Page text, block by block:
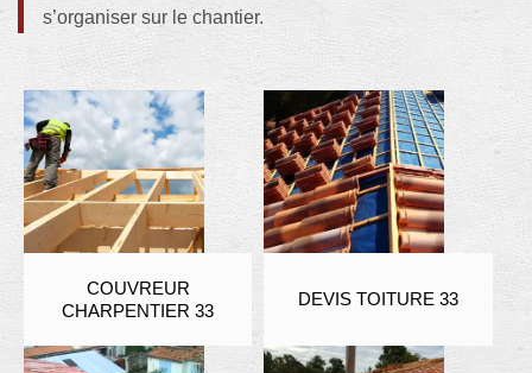
s’organiser sur le chantier.
COUVREUR
CHARPENTIER 33
DEVIS TOITURE 33